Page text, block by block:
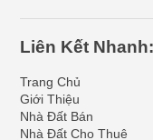
Liên Kết Nhanh:
Trang Chủ
Giới Thiệu
Nhà Đất Bán
Nhà Đất Cho Thuê